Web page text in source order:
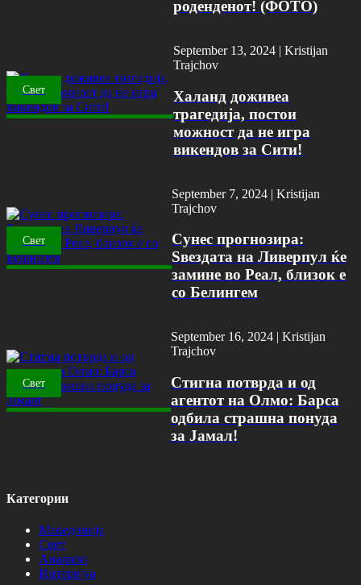
роденденот! (ФОТО)
Свет
September 13, 2024 | Kristijan
Trajchov
Халанд доживеа
трагедија, постои
можност да не игра
викендов за Сити!
Свет
September 7, 2024 | Kristijan
Trajchov
Сунес прогнозира:
Ѕвездата на Ливерпул ќе
замине во Реал, близок е
со Белингем
Свет
September 16, 2024 | Kristijan
Trajchov
Стигна потврда и од
агентот на Олмо: Барса
одбила страшна понуда
за Јамал!
Категории
Македонија
Свет
Анализи
Интервјуа